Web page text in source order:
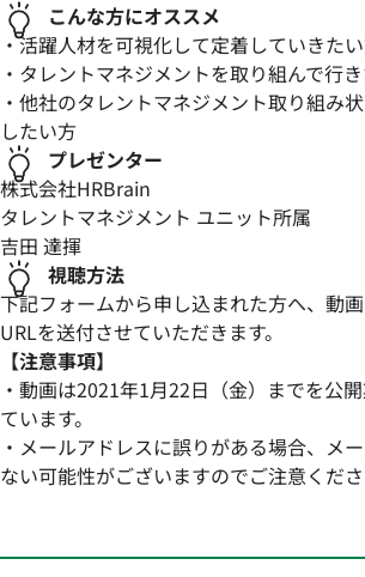
こんな方にオススメ
・活躍人材を可視化して定着していきた
・タレントマネジメントを取り組んで行
・他社のタレントマネジメント取り組み
したい方
プレゼンター
株式会社HRBrain
タレントマネジメント ユニット所属
吉田 達揮
視聴方法
下記フォームから申し込まれた方へ、動
URLを送付させていただきます。
【注意事項】
・動画は2021年1月22日（金）までを公
ています。
・メールアドレスに誤りがある場合、メ
ない可能性がございますのでご注意くださ